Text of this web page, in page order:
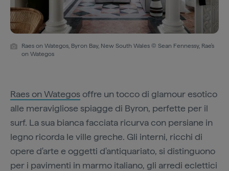
Raes on Wategos, Byron Bay, New South Wales © Sean Fennessy, Rae's
on Wategos
Raes on Wategosoffre un tocco di glamour esotico
alle meravigliose spiagge di Byron, perfette per il
surf. La sua bianca facciata ricurva con persiane in
legno ricorda le ville greche. Gli interni, ricchi di
opere d'arte e oggetti d'antiquariato, si distinguono
per i pavimenti in marmo italiano, gli arredi eclettici